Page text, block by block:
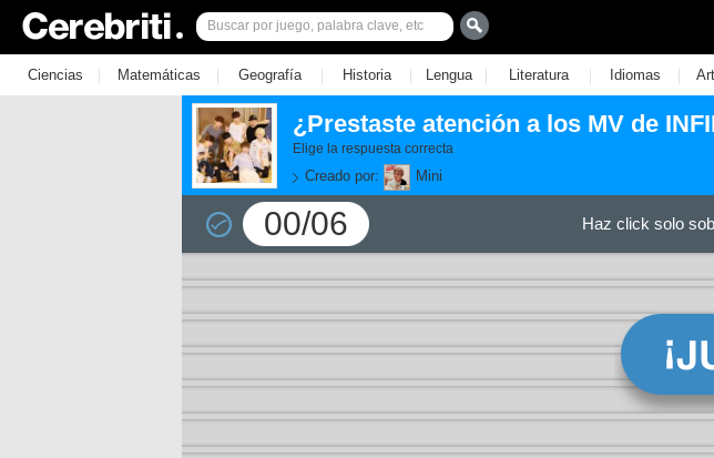
Ciencias | Matemáticas | Geografía | Historia | Lengua | Literatura | Idiomas |
¿Prestaste atención a los MV de
Elige la respuesta correcta
Creado por: Mini
00/06 Haz click solo